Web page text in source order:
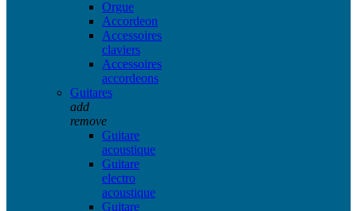
Orgue
Accordeon
Accessoires
claviers
Accessoires
accordeons
Guitares
add
remove
Guitare
acoustique
Guitare
electro
acoustique
Guitare